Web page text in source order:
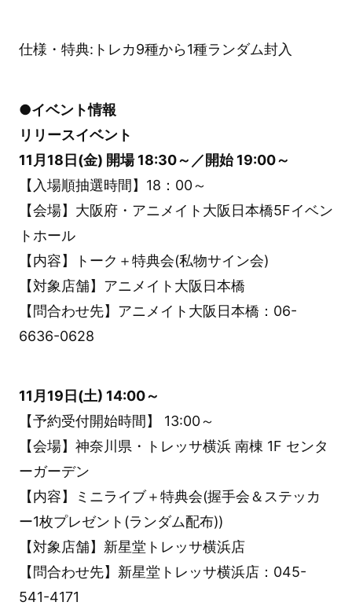
仕様・特典:トレカ9種から1種ランダム封入
●イベント情報
リリースイベント
11月18日(金) 開場 18:30～／開始 19:00～
【入場順抽選時間】18：00～
【会場】大阪府・アニメイト大阪日本橋5Fイベン
トホール
【内容】トーク＋特典会(私物サイン会)
【対象店舗】アニメイト大阪日本橋
【問合わせ先】アニメイト大阪日本橋：06-
6636-0628
11月19日(土) 14:00～
【予約受付開始時間】 13:00～
【会場】神奈川県・トレッサ横浜 南棟 1F センタ
ーガーデン
【内容】ミニライブ＋特典会(握手会＆ステッカ
ー1枚プレゼント(ランダム配布))
【対象店舗】新星堂トレッサ横浜店
【問合わせ先】新星堂トレッサ横浜店：045-
541-4171